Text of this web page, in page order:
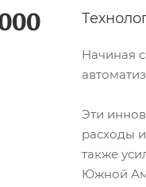
Начиная
Эти
расходы
также
Южной